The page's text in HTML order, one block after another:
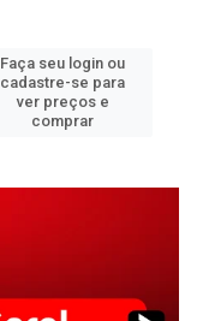
Faça seu login ou
cadastre-se para
ver preços e
comprar